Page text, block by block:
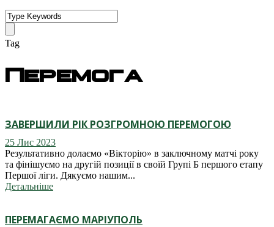
Tag
Перемога
ЗАВЕРШИЛИ РІК РОЗГРОМНОЮ ПЕРЕМОГОЮ
25 Лис 2023
Результативно долаємо «Вікторію» в заключному матчі року
та фінішуємо на другій позиції в своїй Групі Б першого етапу
Першої ліги. Дякуємо нашим...
Детальніше
ПЕРЕМАГАЄМО МАРІУПОЛЬ